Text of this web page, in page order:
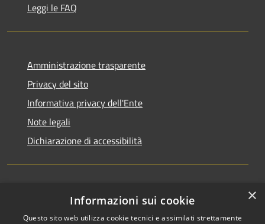
Leggi le FAQ
Amministrazione trasparente
Privacy del sito
Informativa privacy dell'Ente
Note legali
Dichiarazione di accessibilità
Newsletter ×
Informazioni sui cookie
Questo sito web utilizza cookie tecnici e assimilati strettamente